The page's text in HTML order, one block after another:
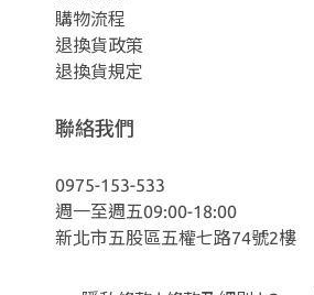
購物流程
退換貨政策
退換貨規定
聯絡我們
0975-153-533
週一至週五09:00-18:00
新北市五股區五權七路74號2樓